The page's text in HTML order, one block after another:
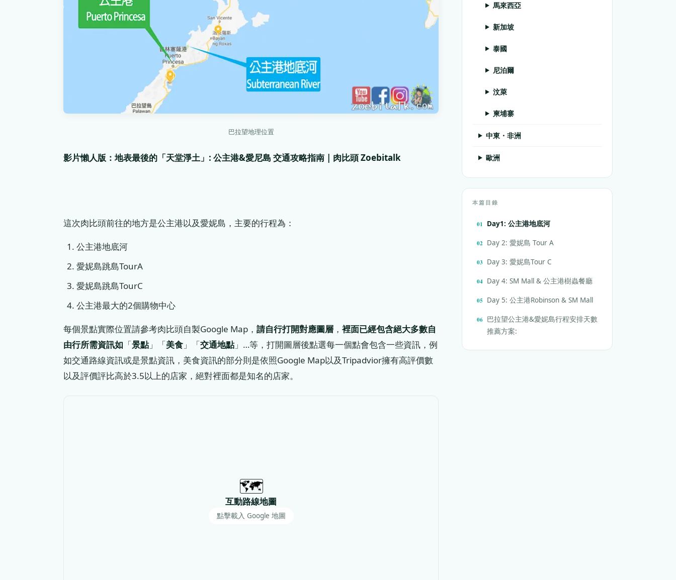
巴拉望地理位置
影片懶人版：地表最後的「天堂淨土」: 公主港&愛尼島 交通攻略指南 | 肉比頭 Zoebitalk
這次肉比頭前往的地方是公主港以及愛妮島，主要的行程為：
公主港地底河
愛妮島跳島TourA
愛妮島跳島TourC
公主港最大的2個購物中心
每個景點實際位置請參考肉比頭自製Google Map， 請自行打開對應圖層 ， 裡面已經包含絕大多數自
由行所需資訊如 「景點」「美食 」「交通地點」…等，打開圖層後點選每一個點會包含一些資訊，例
如交通路線資訊或是景點資訊，美食資訊的部分則是依照Google Map以及Tripadvior擁有高評價數
以及評價評比高於3.5以上的店家，絕對裡面都是知名的店家。
🗺️
互動路線地圖
點擊載入 Google 地圖
馬來西亞
新加坡
泰國
尼泊爾
汶萊
柬埔寨
中東・非洲
歐洲
本篇目錄
Day1: 公主港地底河
Day 2: 愛妮島 Tour A
Day 3: 愛妮島Tour C
Day 4: SM Mall & 公主港樹蟲餐廳
Day 5: 公主港Robinson & SM Mall
巴拉望公主港&愛妮島行程安排天數
推薦方案: